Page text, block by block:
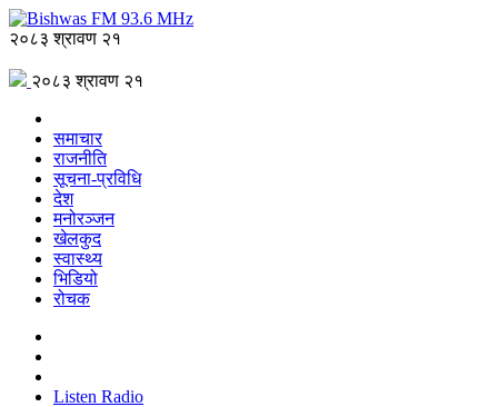
२०८३ श्रावण २१
२०८३ श्रावण २१
समाचार
राजनीति
सूचना-प्रविधि
देश
मनोरञ्जन
खेलकुद
स्वास्थ्य
भिडियो
रोचक
Listen Radio